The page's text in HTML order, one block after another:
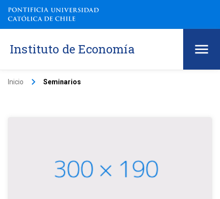
Instituto de Economía
Inicio keyboard_arrow_right Seminarios